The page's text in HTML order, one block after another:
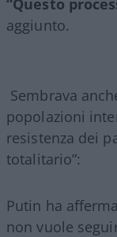
aggiunto.
Sembrava
popolazioni
resistenza dei
totalitario”:
Putin ha
non vuole